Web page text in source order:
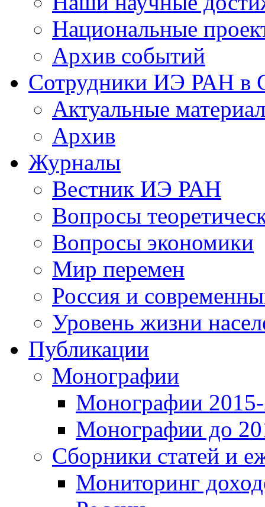
Национальные
Архив событий
Сотрудники ИЭ РАН
Актуальные
Архив
Журналы
Вестник ИЭ РАН
Вопросы
Вопросы экономики
Мир перемен
Россия и
Уровень жизни
Публикации
Монографии
Монографии 2015-
Монографии до
Сборники статей и
Мониторинг